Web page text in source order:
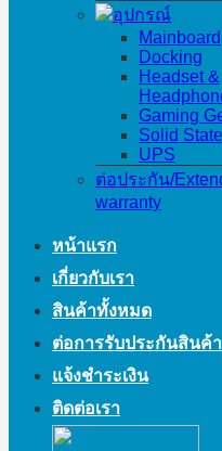
อุปกรณ์
Mainboard
Docking
Headset &
Gaming
Solid
UPS
ต่อประกัน/
warranty
หน้าแรก
เกี่ยวกับเรา
สินค้าทั้งหมด
ต่อการรับประกันสินค้า
แจ้งชำระเงิน
ติดต่อเรา